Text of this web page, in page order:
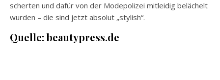
scherten und dafür von der Modepolizei mitleidig belächelt
wurden – die sind jetzt absolut „stylish“.
Quelle: beautypress.de